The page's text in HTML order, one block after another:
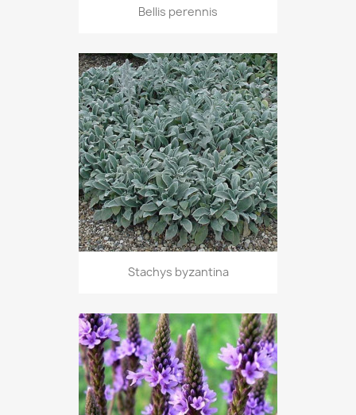
Bellis perennis
Stachys byzantina